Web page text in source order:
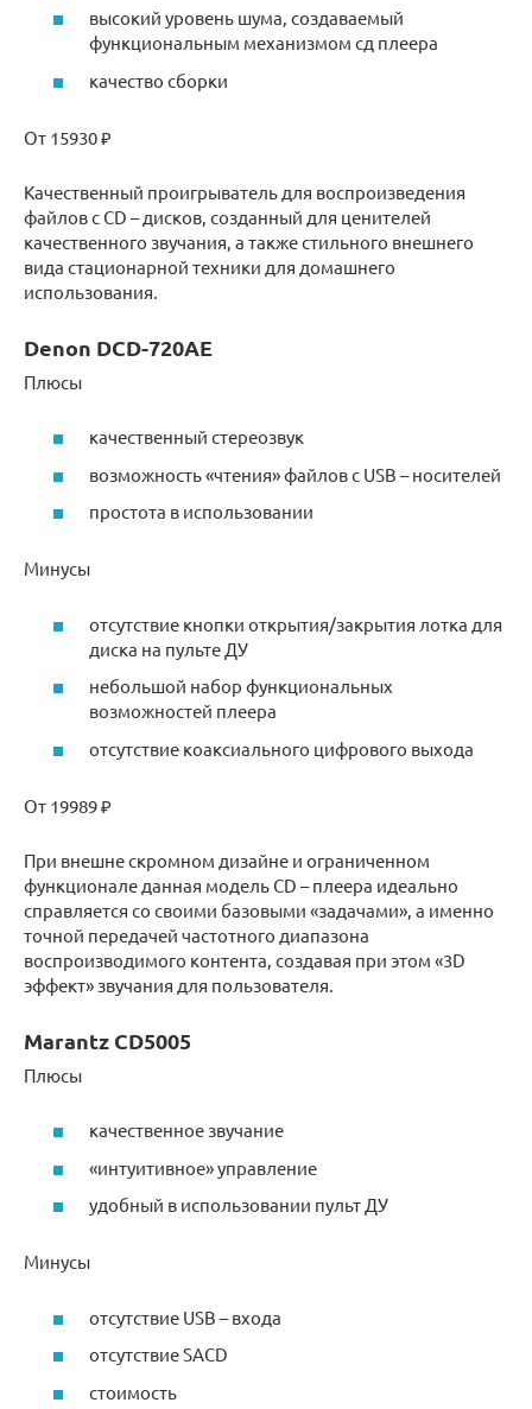
высокий уровень шума, создаваемый
функциональным механизмом сд плеера
качество сборки
От 15930 ₽
Качественный проигрыватель для воспроизведения
файлов с CD – дисков, созданный для ценителей
качественного звучания, а также стильного внешнего
вида стационарной техники для домашнего
использования.
Denon DCD-720AE
Плюсы
качественный стереозвук
возможность «чтения» файлов с USB – носителей
простота в использовании
Минусы
отсутствие кнопки открытия/закрытия лотка для
диска на пульте ДУ
небольшой набор функциональных
возможностей плеера
отсутствие коаксиального цифрового выхода
От 19989 ₽
При внешне скромном дизайне и ограниченном
функционале данная модель CD – плеера идеально
справляется со своими базовыми «задачами», а именно
точной передачей частотного диапазона
воспроизводимого контента, создавая при этом «3D
эффект» звучания для пользователя.
Marantz CD5005
Плюсы
качественное звучание
«интуитивное» управление
удобный в использовании пульт ДУ
Минусы
отсутствие USB – входа
отсутствие SACD
стоимость